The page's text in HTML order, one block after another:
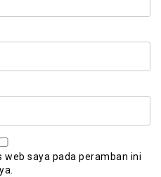
saya pada peramban ini